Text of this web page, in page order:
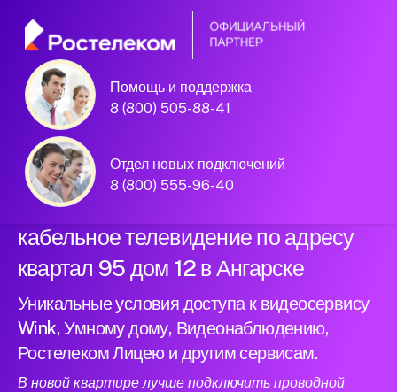
Помощь и поддержка
8 (800) 505-88-41
Отдел новых подключений
8 (800) 555-96-40
Официальный
партнер Ростелеком
Подключили новый интернет и
кабельное телевидение по адресу
квартал 95 дом 12 в Ангарске
Уникальные условия доступа к видеосервису
Wink, Умному дому, Видеонаблюдению,
Ростелеком Лицею и другим сервисам.
В новой квартире лучше подключить проводной